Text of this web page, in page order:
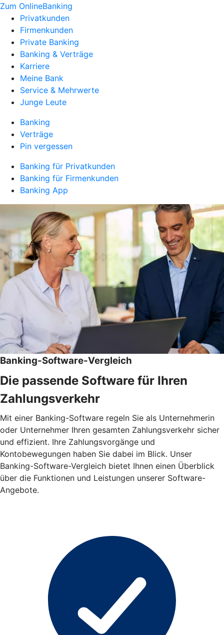
Zum OnlineBanking
Privatkunden
Firmenkunden
Private Banking
Banking & Verträge
Karriere
Meine Bank
Service & Mehrwerte
Junge Leute
Banking
Verträge
Pin vergessen
Banking für Privatkunden
Banking für Firmenkunden
Banking App
Banking-Software-Vergleich
Die passende Software für Ihren
Zahlungsverkehr
Mit einer Banking-Software regeln Sie als Unternehmerin
oder Unternehmer Ihren gesamten Zahlungsverkehr sicher
und effizient. Ihre Zahlungsvorgänge und
Kontobewegungen haben Sie dabei im Blick. Unser
Banking-Software-Vergleich bietet Ihnen einen Überblick
über die Funktionen und Leistungen unserer Software-
Angebote.